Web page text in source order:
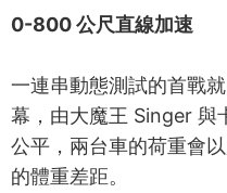
0-800 公尺直線加速
一連串動態測試的首戰
幕，由大魔王 Singer 與
公平，兩台車的荷重會
的體重差距。